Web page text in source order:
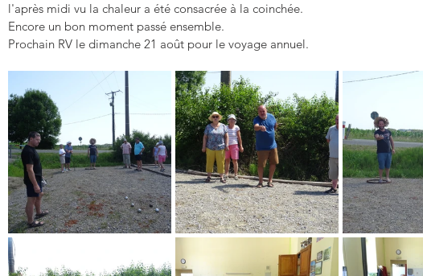
l'après midi vu la chaleur a été consacrée à la coinchée.
Encore un bon moment passé ensemble.
Prochain RV le dimanche 21 août pour le voyage annuel.